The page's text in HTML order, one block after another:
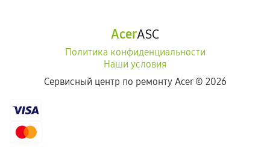
AcerASC
Политика конфиденциальности
Наши условия
Сервисный центр по ремонту Acer © 2026